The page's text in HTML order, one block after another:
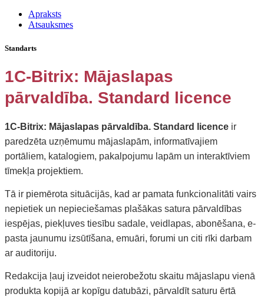
Apraksts
Atsauksmes
Standarts
1C-Bitrix: Mājaslapas
pārvaldība. Standard licence
1C-Bitrix: Mājaslapas pārvaldība. Standard licence ir
paredzēta uzņēmumu mājaslapām, informatīvajiem
portāliem, katalogiem, pakalpojumu lapām un interaktīviem
tīmekļa projektiem.
Tā ir piemērota situācijās, kad ar pamata funkcionalitāti vairs
nepietiek un nepieciešamas plašākas satura pārvaldības
iespējas, piekļuves tiesību sadale, veidlapas, abonēšana, e-
pasta jaunumu izsūtīšana, emuāri, forumi un citi rīki darbam
ar auditoriju.
Redakcija ļauj izveidot neierobežotu skaitu mājaslapu vienā
produkta kopijā ar kopīgu datubāzi, pārvaldīt saturu ērtā